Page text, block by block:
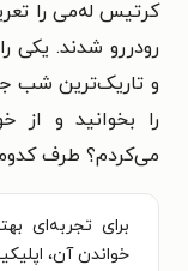
کرتیس له‌می را
رودررو شدند. یکی
و تاریک‌ترین شب
را بخوانید و از
می‌کردم؟ طرف
برای تجربه‌ای
خواندن آن،